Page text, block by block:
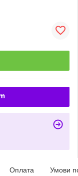
Оплата Умови